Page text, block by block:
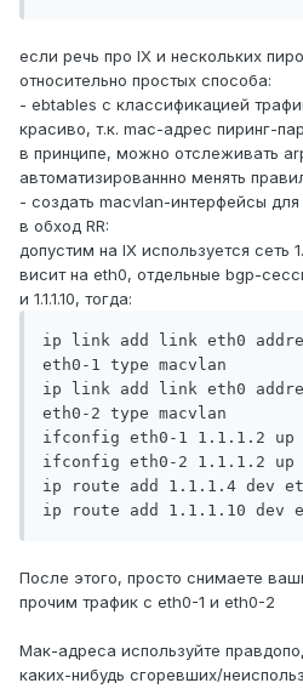
если речь про IX и нескольких
относительно простых способа:
- ebtables с классификацией
красиво, т.к. mac-адрес пиринг-
в принципе, можно отслеживать
автоматизированнно менять
- создать macvlan-интерфейсы
в обход RR:
допустим на IX используется сеть
висит на eth0, отдельные bgp-
и 1.1.1.10, тогда:
ip link add link eth0
eth0-1 type macvlan
ip link add link eth0
eth0-2 type macvlan
ifconfig eth0-1 1.1.1.2 up
ifconfig eth0-2 1.1.1.2 up
ip route add 1.1.1.4 dev
После этого, просто снимаете
прочим трафик с eth0-1 и eth0-2
Мак-адреса используйте
каких-нибудь сгоревших/